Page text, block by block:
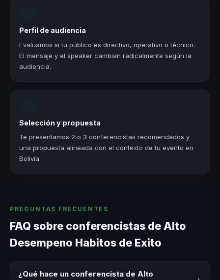
Perfil de audiencia
Evaluamos si tu público es directivo, operativo o técnico.
El mensaje y el speaker cambian radicalmente según la
audiencia.
Selección y propuesta
Te presentamos 2 o 3 conferencistas recomendados y
una propuesta alineada con el contexto de tu evento en
Bolivia.
PREGUNTAS FRECUENTES
FAQ sobre conferencistas de Alto
Desempeno Habitos de Exito
¿Qué hace un conferencista de Alto